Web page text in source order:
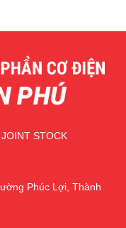
STOCK
Phúc Lợi, Thành